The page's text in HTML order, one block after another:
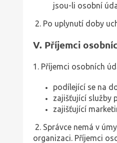
jsou-li osobní
2. Po uplynutí doby
V. Příjemci
1. Příjemci osobních
podílející se na
zajišťující služby
zajišťující
2. Správce nemá v
organizaci. Příjemci